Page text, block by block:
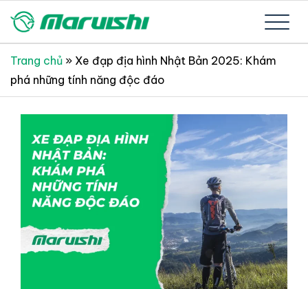
Skip
content
Xe đạp Nhật Bản Maruishi –
Since 1894
Xe đạp Nhật Bản nguyên thùng mới 100%
Trang chủ » Xe đạp địa hình Nhật Bản 2025: Khám
phá những tính năng độc đáo